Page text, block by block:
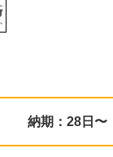
納期：28日〜